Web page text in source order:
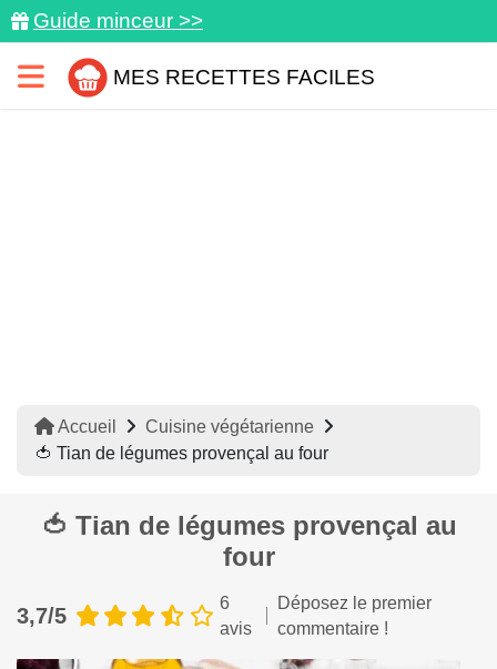
Guide minceur >>
MES RECETTES FACILES
Accueil
Cuisine végétarienne
🍅 Tian de légumes provençal au four
🍅 Tian de légumes provençal au
four
3,7/5
6
avis
Déposez le premier
commentaire !